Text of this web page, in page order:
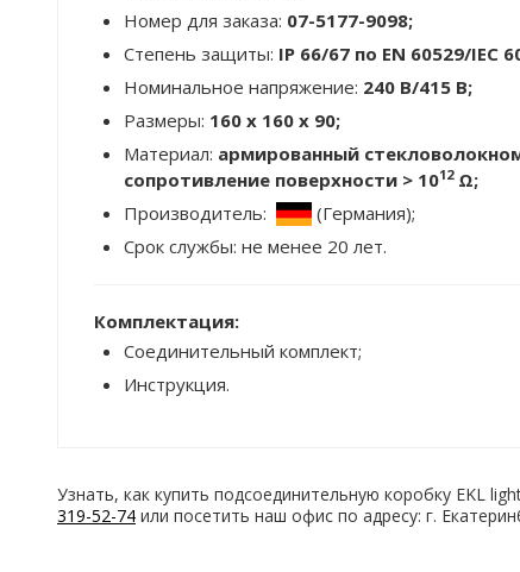
Номер для заказа: 07-5177-9098;
Степень защиты: IP 66/67 по EN 60529/IEC
Номинальное напряжение: 240 В/415 В;
Размеры: 160 x 160 x 90;
Материал: армированный
сопротивление поверхности > 1012Ω;
Производитель:
(Германия);
Срок службы: не менее 20 лет.
Комплектация:
Соединительный комплект;
Инструкция.
Узнать, как купить подсоединительную коробку EKL
319-52-74 или посетить наш офис по адресу: г.